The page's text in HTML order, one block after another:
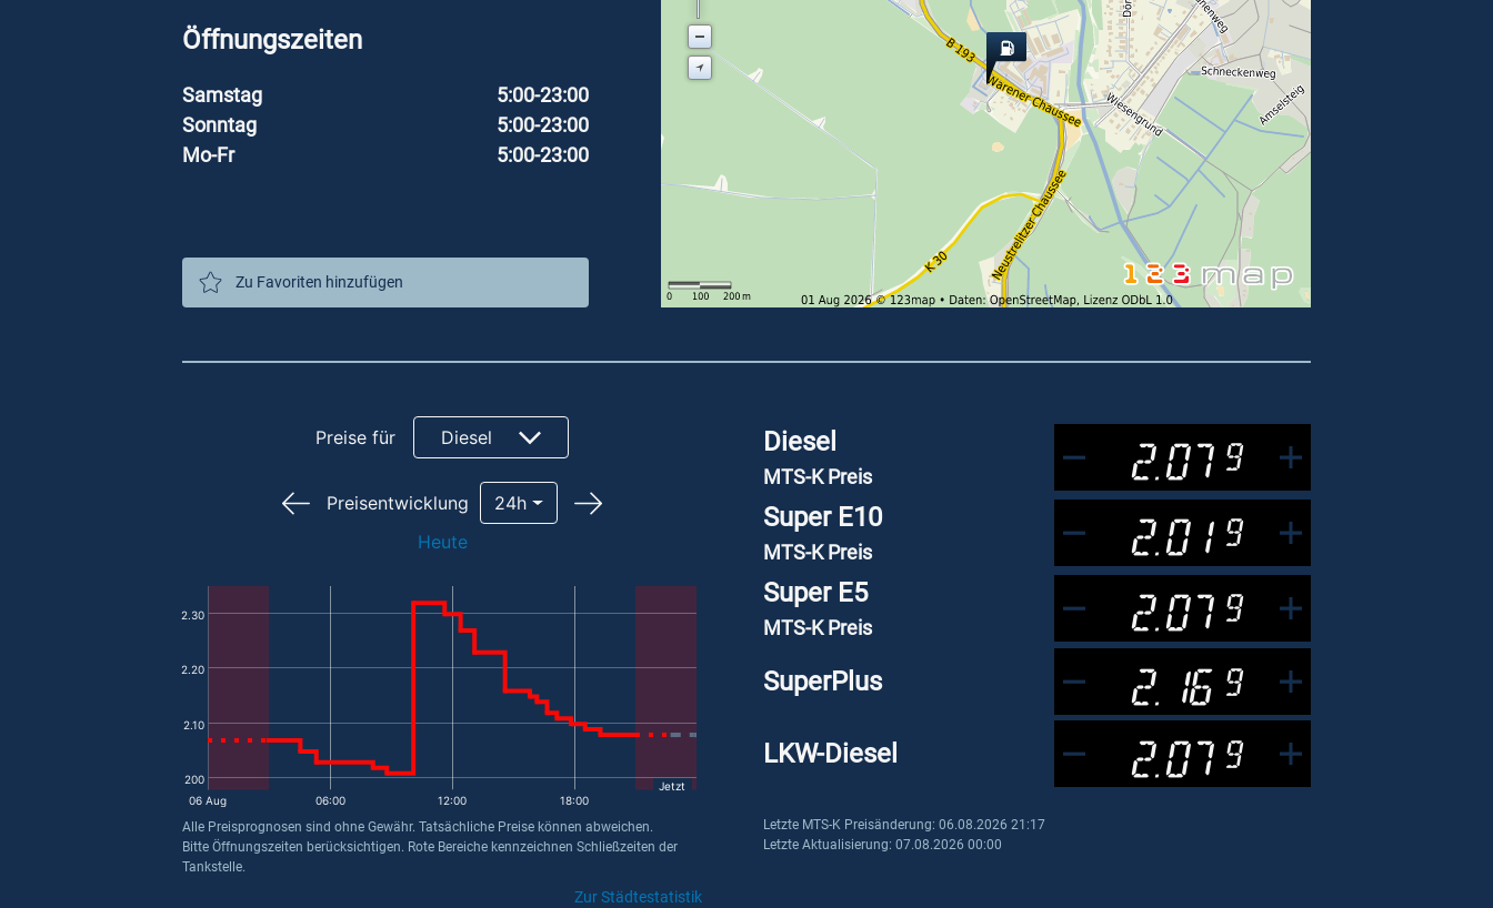
Öffnungszeiten
Samstag
5:00-23:00
Sonntag
5:00-23:00
Mo-Fr
5:00-23:00
Zu Favoriten hinzufügen
Diesel
MTS-K Preis 2.07
9
Super E10
MTS-K Preis 2.01
9
Super E5
MTS-K Preis 2.07 9
SuperPlus 2.16 9
LKW-Diesel 2.07 9
Letzte MTS-K Preisänderung: 06.08.2026 21:17
Letzte Aktualisierung: 07.08.2026 00:00
Preise für Diesel
Preisentwicklung
24h
Heute
200
2.10
2.20
2.30
06 Aug 06:00 12:00 18:00
Jetzt
Alle Preisprognosen sind ohne Gewähr. Tatsächliche Preise können abweichen.
Bitte Öffnungszeiten berücksichtigen. Rote Bereiche kennzeichnen Schließzeiten der
Tankstelle.
Zur Städtestatistik